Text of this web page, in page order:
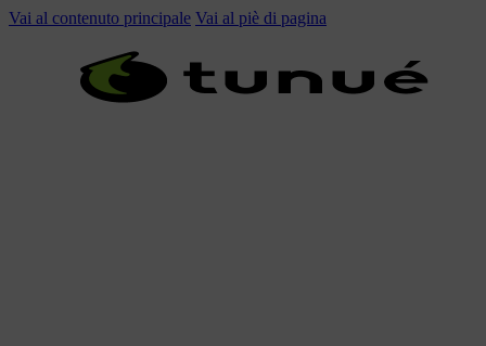
Vai al contenuto principale Vai al piè di pagina